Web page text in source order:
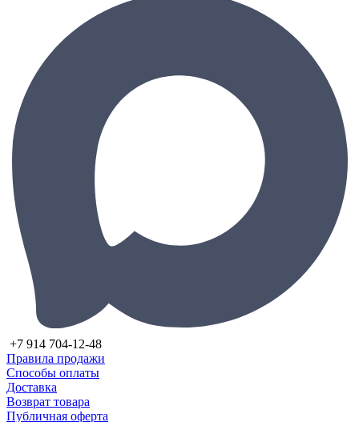
+7 914 704-12-48
Правила продажи
Способы оплаты
Доставка
Возврат товара
Публичная оферта